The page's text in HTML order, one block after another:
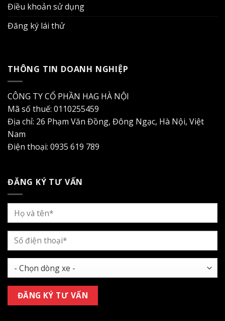
Điều khoản sử dụng
Đăng ký lái thử
THÔNG TIN DOANH NGHIỆP
CÔNG TY CỔ PHẦN HAG HÀ NỘI
Mã số thuế: 0110255459
Địa chỉ: 26 Phạm Văn Đồng, Đông Ngạc, Hà Nội, Việt
Nam
Điện thoại: 0935 619 789
ĐĂNG KÝ TƯ VẤN